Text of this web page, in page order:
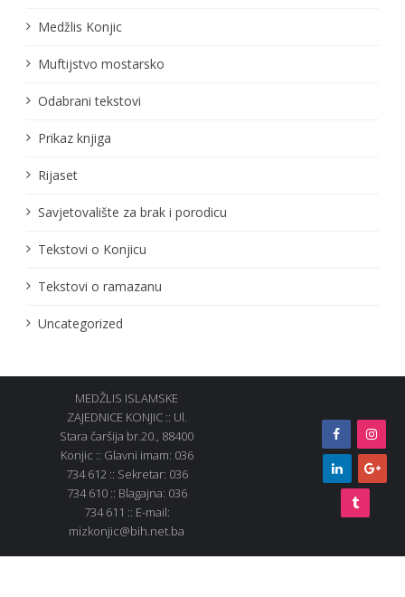
Medžlis Konjic
Muftijstvo mostarsko
Odabrani tekstovi
Prikaz knjiga
Rijaset
Savjetovalište za brak i porodicu
Tekstovi o Konjicu
Tekstovi o ramazanu
Uncategorized
MEDŽLIS ISLAMSKE
ZAJEDNICE KONJIC :: Ul.
Stara čaršija br.20., 88400
Konjic :: Glavni imam: 036
734 612 :: Sekretar: 036
734 610 :: Blagajna: 036
734 611 :: E-mail:
mizkonjic@bih.net.ba